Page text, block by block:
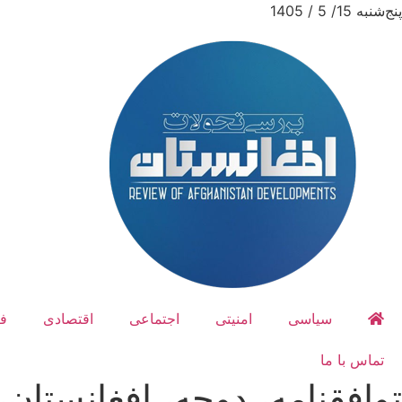
پنج‌شنبه 15/ 5 / 1405
سیاسی امنیتی اجتماعی اقتصادی
تماس با ما